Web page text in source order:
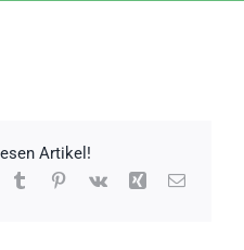
Artikel!
TumblrPinterest
Vk Xing E-